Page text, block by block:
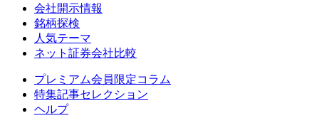
会社開示情報
銘柄探検
人気テーマ
ネット証券会社比較
プレミアム会員限定コラム
特集記事セレクション
ヘルプ